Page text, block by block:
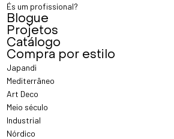
És um profissional?
Blogue
Projetos
Catálogo
Compra por estilo
Japandi
Mediterrâneo
Art Deco
Meio século
Industrial
Nórdico